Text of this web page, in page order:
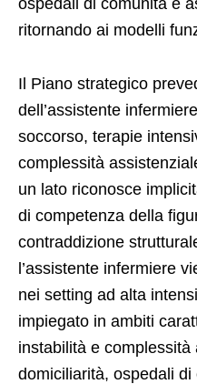
ritornando ai modelli
Il Piano strategico
dell’assistente
soccorso, terapie
complessità
un lato riconosce
di competenza della
contraddizione
l’assistente infermiere
nei setting ad alta
impiegato in ambiti
instabilità e complessità
domiciliarità, ospedali